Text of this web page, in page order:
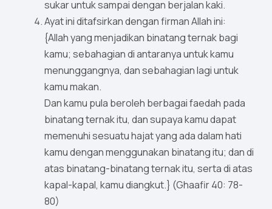
sukar untuk sampai dengan berjalan kaki.
Ayat ini ditafsirkan dengan firman Allah ini:
{Allah yang menjadikan binatang ternak bagi
kamu; sebahagian di antaranya untuk kamu
menunggangnya, dan sebahagian lagi untuk
kamu makan.
Dan kamu pula beroleh berbagai faedah pada
binatang ternak itu, dan supaya kamu dapat
memenuhi sesuatu hajat yang ada dalam hati
kamu dengan menggunakan binatang itu; dan di
atas binatang-binatang ternak itu, serta di atas
kapal-kapal, kamu diangkut.} (Ghaafir 40: 78-
80)